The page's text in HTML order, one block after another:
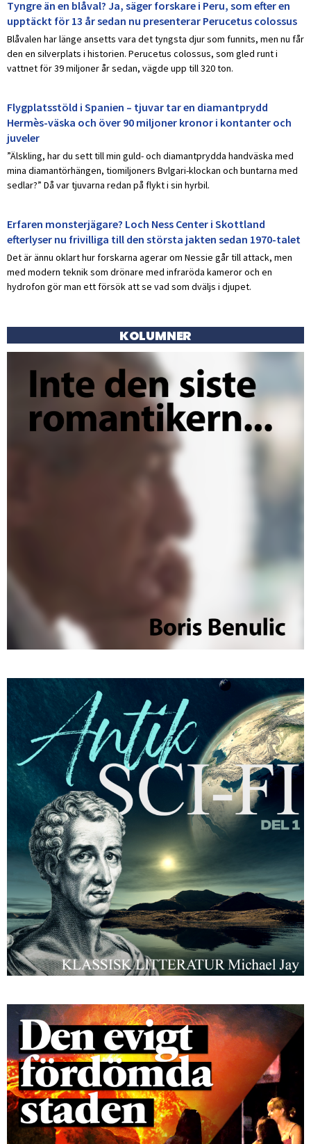
Tyngre än en blåval? Ja, säger forskare i Peru, som efter en
upptäckt för 13 år sedan nu presenterar Perucetus colossus
Blåvalen har länge ansetts vara det tyngsta djur som funnits, men nu får
den en silverplats i historien. Perucetus colossus, som gled runt i
vattnet för 39 miljoner år sedan, vägde upp till 320 ton.
Flygplatsstöld i Spanien – tjuvar tar en diamantprydd
Hermès-väska och över 90 miljoner kronor i kontanter och
juveler
”Älskling, har du sett till min guld- och diamantprydda handväska med
mina diamantörhängen, tiomiljoners Bvlgari-klockan och buntarna med
sedlar?” Då var tjuvarna redan på flykt i sin hyrbil.
Erfaren monsterjägare? Loch Ness Center i Skottland
efterlyser nu frivilliga till den största jakten sedan 1970-talet
Det är ännu oklart hur forskarna agerar om Nessie går till attack, men
med modern teknik som drönare med infraröda kameror och en
hydrofon gör man ett försök att se vad som dväljs i djupet.
KOLUMNER